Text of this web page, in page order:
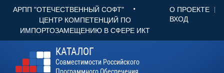
АРПП "ОТЕЧЕСТВЕННЫЙ СОФТ" •
ЦЕНТР КОМПЕТЕНЦИЙ ПО
ИМПОРТОЗАМЕЩЕНИЮ В СФЕРЕ ИКТ
О ПРОЕКТЕ
ВХОД
КАТАЛОГ
Совместимости Российского